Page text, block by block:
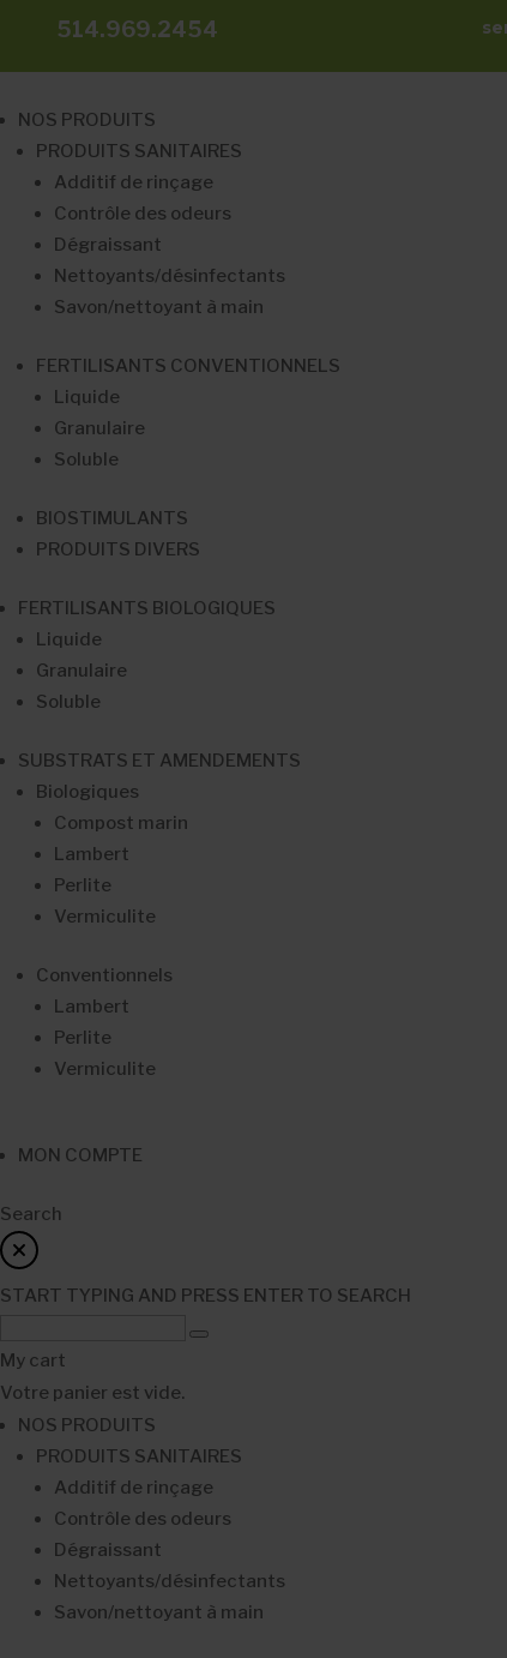
514.969.2454
NOS PRODUITS
PRODUITS SANITAIRES
Additif de rinçage
Contrôle des odeurs
Dégraissant
Nettoyants/désinfectants
Savon/nettoyant à main
FERTILISANTS CONVENTIONNELS
Liquide
Granulaire
Soluble
BIOSTIMULANTS
PRODUITS DIVERS
FERTILISANTS BIOLOGIQUES
Liquide
Granulaire
Soluble
SUBSTRATS ET AMENDEMENTS
Biologiques
Compost marin
Lambert
Perlite
Vermiculite
Conventionnels
Lambert
Perlite
Vermiculite
MON COMPTE
Search
START TYPING AND PRESS ENTER TO SEARCH
My cart
Votre panier est vide.
NOS PRODUITS
PRODUITS SANITAIRES
Additif de rinçage
Contrôle des odeurs
Dégraissant
Nettoyants/désinfectants
Savon/nettoyant à main